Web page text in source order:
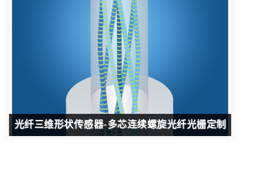
光纤三维形状传感器-多芯连续螺旋光纤光栅定制